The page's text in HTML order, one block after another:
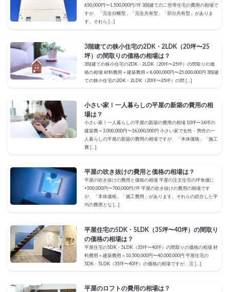
650,000円〜1,500,000円/坪 3階建ての二世帯住宅の費用の相場で
すが、「完全分離型」「完全共有型」「部分共有型」がありま
す。それら […]
3階建ての狭小住宅の2DK・2LDK（20坪〜25
坪）の間取りの価格の相場は？
3階建ての狭小住宅の2DK・2LDK（20坪〜25坪）の間取りの価
格の相場 材料費用＋建築費用＝6,000,000円〜25,000,000円 3階建
ての狭小住宅の2DK・2LDK（20坪〜25坪）の間 […]
小さい家！一人暮らしの平屋の新築の費用の相
場は？
小さい家！一人暮らしの平屋の新築の費用の相場 10坪〜16坪の
建築費＝3,000,000円〜16,000,000円 小さい家で女性・男性の一
人暮らしの平屋の新築の費用の相場ですが、「本体価格」「施工
費 […]
平屋の吹き抜けの費用と価格の相場は？
平屋の吹き抜けの費用と価格の相場 平屋の注文住宅の坪単価に
+500,000円〜700,000円/坪 平屋の吹き抜けの費用の相場です
が、「本体価格」「施工費用」があります。それらの総合した平
均の費用とな […]
平屋住宅の5DK・5LDK（35坪〜40坪）の間取り
の価格の相場は？
平屋住宅の5DK・5LDK（35坪〜40坪）の間取りの価格の相場 材
料費用＋建築費用＝10,500,000円〜40,000,000円 平屋住宅の
5DK・5LDK（35坪〜40坪）の価格の相場ですが、注 […]
平屋のロフトの費用の相場は？